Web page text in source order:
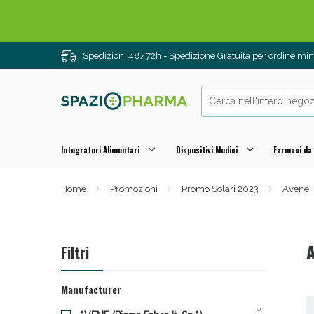
Spedizioni 48/72h - Spedizione Gratuita per ordine
Integratori Alimentari Dispositivi Medici Farmaci
Home Promozioni Promo Solari 2023 Avene
Filtri
Manufacturer
6